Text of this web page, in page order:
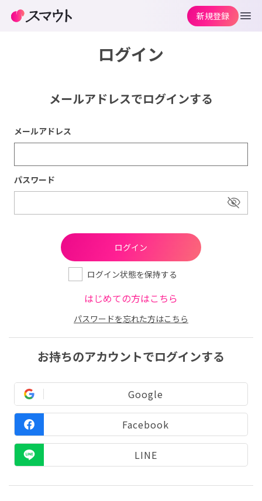
ログイン
メールアドレスでログインする
メールアドレス
パスワード
ログイン状態を保持する
はじめての方はこちら
パスワードを忘れた方はこちら
お持ちのアカウントでログインする
Google
Facebook
LINE
新規登録